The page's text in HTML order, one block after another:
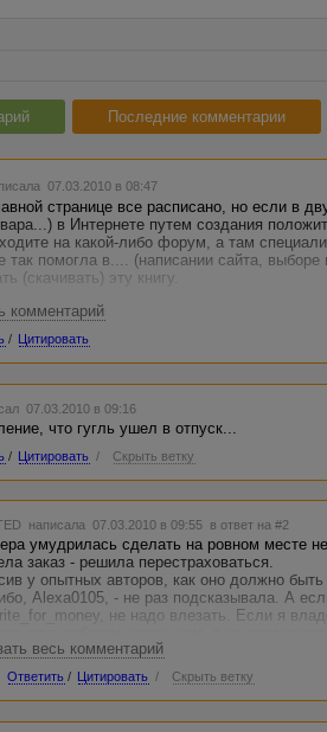
Последние комментарии
07.03.2010 в 08:47
странице все расписано, но если в
в Интернете путем создания
на какой-либо форум, а там
так помогла в.... (написании сайта,
(скачивать) эту книгу.
комментарий
/ Цитировать
07.03.2010 в 09:16
что гугль ушел в отпуск...
/ Цитировать / Скрыть ветку
написала 07.03.2010 в 09:55 в ответ на #2
умудрилась сделать на ровном месте
заказ - решила перестраховаться.
у опытных авторов, как оно должно быть
Alexa0105, - не раз подсказывала. А
не надо влезать. Если я
не соответствует, Вашему нутру,
помогают, а Вы язвите....
весь комментарий
Ответить / Цитировать / Скрыть ветку